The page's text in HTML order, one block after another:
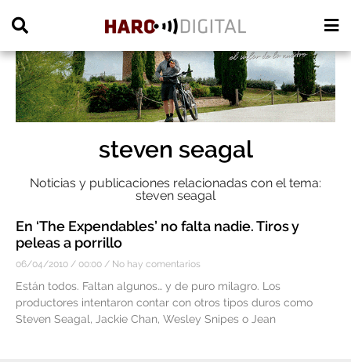
steven seagal
Noticias y publicaciones relacionadas con el tema:
steven seagal
En ‘The Expendables’ no falta nadie. Tiros y
peleas a porrillo
06/04/2010 00:00 No hay comentarios
Están todos. Faltan algunos… y de puro milagro. Los
productores intentaron contar con otros tipos duros como
Steven Seagal, Jackie Chan, Wesley Snipes o Jean